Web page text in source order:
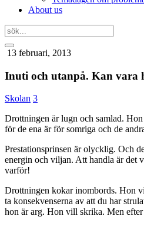
About us
13 februari, 2013
Inuti och utanpå. Kan vara
Skolan 3
Drottningen är lugn och samlad.
för de ena är för somriga och de
Prestationsprinsen är olycklig. Och
energin och viljan. Att handla är det
varför!
Drottningen kokar inombords. Hon
ta konsekvenserna av att du har
hon är arg. Hon vill skrika. Men